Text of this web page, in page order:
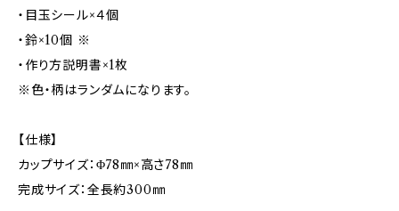
・目玉シール×４個
・鈴×10個 ※
・作り方説明書×1枚
※色・柄はランダムになります。
【仕様】
カップサイズ：Φ78㎜×高さ78㎜
完成サイズ：全長約300㎜